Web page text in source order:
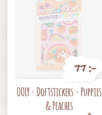
77 :-
OOLY - Doftstickers - Puppies
& Peaches